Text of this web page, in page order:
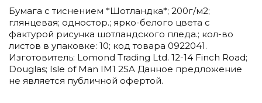
Бумага с тиснением *Шотландка*; 200г/м2;
глянцевая; одностор.; ярко-белого цвета с
фактурой рисунка шотландского пледа.; кол-во
листов в упаковке: 10; код товара 0922041.
Изготовитель: Lomond Trading Ltd. 12-14 Finch Road;
Douglas; Isle of Man IM1 2SA Данное предложение
не является публичной офертой.